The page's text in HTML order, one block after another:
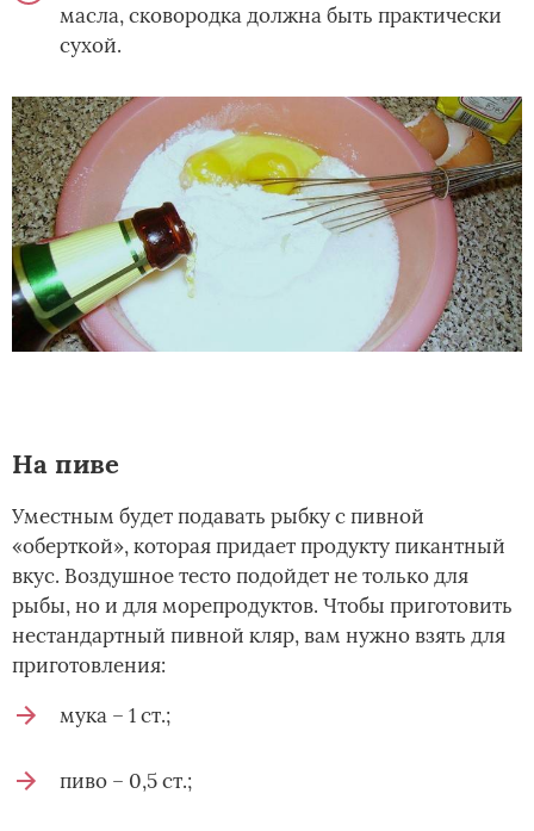
масла, сковородка должна быть практически
сухой.
На пиве
Уместным будет подавать рыбку с пивной
«оберткой», которая придает продукту пикантный
вкус. Воздушное тесто подойдет не только для
рыбы, но и для морепродуктов. Чтобы приготовить
нестандартный пивной кляр, вам нужно взять для
приготовления:
мука – 1 ст.;
пиво – 0,5 ст.;